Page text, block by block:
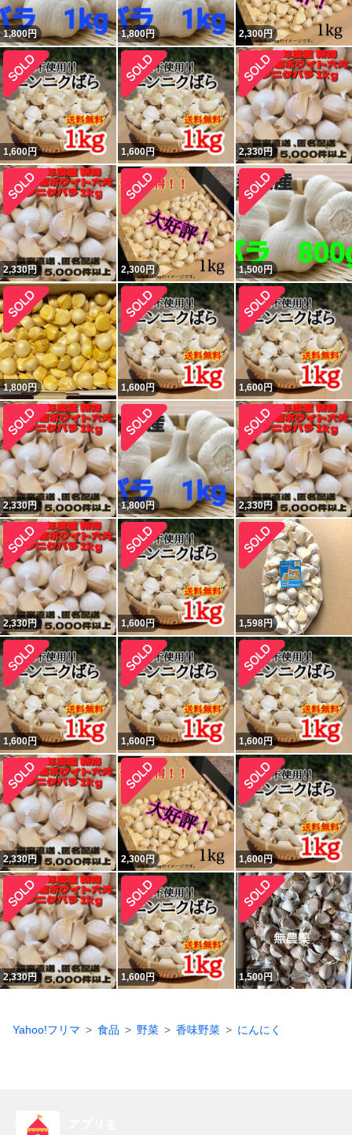
1,800円 1,800円 2,300円
1,600円 1,600円 2,330円
2,330円 2,300円 1,500円
1,800円 1,600円 1,600円
2,330円 1,800円 2,330円
2,330円 1,600円 1,598円
1,600円 1,600円 1,600円
2,330円 2,300円 1,600円
2,330円 1,600円 1,500円
Yahoo!フリマ 食品 野菜 香味野菜 にんにく